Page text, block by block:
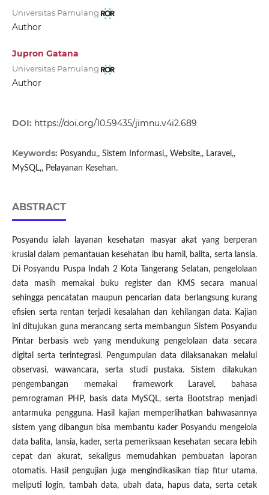
Universitas Pamulang
Author
Jupron Gatana
Universitas Pamulang
Author
DOI: https://doi.org/10.59435/jimnu.v4i2.689
Keywords: Posyandu,, Sistem Informasi,, Website,, Laravel,,
MySQL,, Pelayanan Kesehan.
ABSTRACT
Posyandu ialah layanan kesehatan masyar akat yang berperan
krusial dalam pemantauan kesehatan ibu hamil, balita, serta lansia.
Di Posyandu Puspa Indah 2 Kota Tangerang Selatan, pengelolaan
data masih memakai buku register dan KMS secara manual
sehingga pencatatan maupun pencarian data berlangsung kurang
efisien serta rentan terjadi kesalahan dan kehilangan data. Kajian
ini ditujukan guna merancang serta membangun Sistem Posyandu
Pintar berbasis web yang mendukung pengelolaan data secara
digital serta terintegrasi. Pengumpulan data dilaksanakan melalui
observasi, wawancara, serta studi pustaka. Sistem dilakukan
pengembangan memakai framework Laravel, bahasa
pemrograman PHP, basis data MySQL, serta Bootstrap menjadi
antarmuka pengguna. Hasil kajian memperlihatkan bahwasannya
sistem yang dibangun bisa membantu kader Posyandu mengelola
data balita, lansia, kader, serta pemeriksaan kesehatan secara lebih
cepat dan akurat, sekaligus memudahkan pembuatan laporan
otomatis. Hasil pengujian juga mengindikasikan tiap fitur utama,
meliputi login, tambah data, ubah data, hapus data, serta cetak